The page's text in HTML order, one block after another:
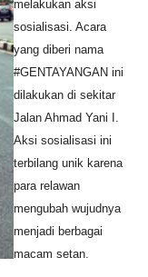
melakukan aksi
sosialisasi. Acara
yang diberi nama
#GENTAYANGAN ini
dilakukan di sekitar
Jalan Ahmad Yani I.
Aksi sosialisasi ini
terbilang unik karena
para relawan
mengubah wujudnya
menjadi berbagai
macam setan.